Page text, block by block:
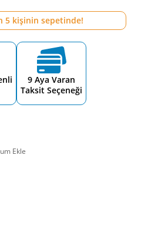
5kişinin sepetinde!
9 Aya Varan
Taksit Seçeneği
Ekle